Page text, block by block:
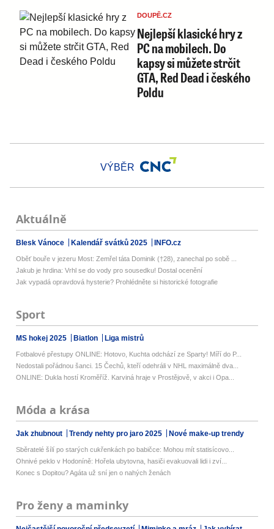
DOUPĚ.CZ
Nejlepší klasické hry z
PC na mobilech. Do
kapsy si můžete strčit
GTA, Red Dead i českého
Poldu
VÝBĚR
Aktuálně
Blesk Vánoce Kalendář svátků 2025 INFO.cz
Oběť bouře v jezeru Most: Zemřel táta Dominik (†28), zanechal po sobě ...
Jakub je hrdina: Vrhl se do vody pro sousedku! Dostal ocenění
Jak vypadá opravdová hysterie? Prohlédněte si historické fotografie
Sport
MS hokej 2025 Biatlon Liga mistrů
Fotbalové přestupy ONLINE: Hotovo, Kuchta odchází ze Sparty! Míří do P...
Nedostali pořádnou šanci. 15 Čechů, kteří odehráli v NHL maximálně dva...
ONLINE: Dukla hostí Kroměříž. Karviná hraje v Prostějově, v akci i Opa...
Móda a krása
Jak zhubnout Trendy nehty pro jaro 2025 Nové make-up trendy
Sběratelé šílí po starých cukřenkách po babičce: Mohou mít statisícovo...
Ohnivé peklo v Hodoníně: Hořela ubytovna, hasiči evakuovali lidi i zví...
Konec s Dopitou? Agáta už sní jen o nahých ženách
Pro ženy a maminky